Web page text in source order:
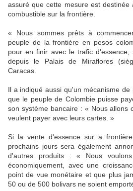
assuré que cette mesure est
combustible sur la frontière.
« Nous sommes prêts à
peuple de la frontière en pesos
pour en finir avec le trafic
depuis le Palais de Miraflores
Caracas.
Il a indiqué aussi qu'un mécanisme
que le peuple de Colombie puisse
son système bancaire : « Nous allons
veulent payer avec leurs cartes. »
Si la vente d'essence sur a
prochains jours sera également
d'autres produits : « Nous
économiquement, avec une
point de vue monétaire et que plus
50 ou de 500 bolivars ne soient